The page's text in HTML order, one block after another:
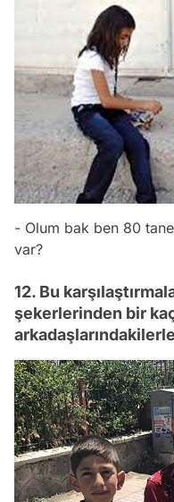
- Olum bak ben 80
var?
12. Bu
şekerlerinden bir